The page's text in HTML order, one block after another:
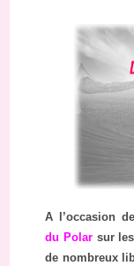
A l’occasion
du Polarsur les
de nombreux